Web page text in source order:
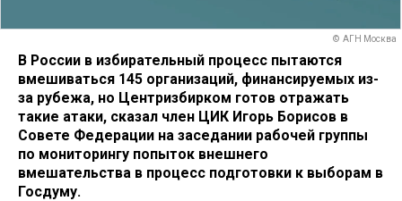
© АГН Москва
В России в избирательный процесс пытаются
вмешиваться 145 организаций, финансируемых из-
за рубежа, но Центризбирком готов отражать
такие атаки, сказал член ЦИК Игорь Борисов в
Совете Федерации на заседании рабочей группы
по мониторингу попыток внешнего
вмешательства в процесс подготовки к выборам в
Госдуму.